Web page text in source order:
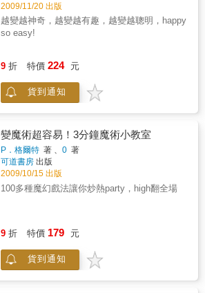
2009/11/20 出版
越變越神奇，越變越有趣，越變越聰明，happy
so easy!
9 折 特價 224 元
貨到通知
變魔術超容易！3分鐘魔術小教室
P．格爾特 著 、0 著
可道書房 出版
2009/10/15 出版
100多種魔幻戲法讓你炒熱party，high翻全場
9 折 特價 179 元
貨到通知